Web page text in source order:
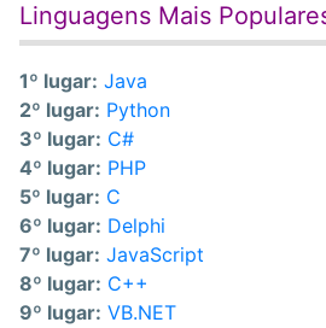
Linguagens Mais
1º lugar: Java
2º lugar: Python
3º lugar: C#
4º lugar: PHP
5º lugar: C
6º lugar: Delphi
7º lugar: JavaScript
8º lugar: C++
9º lugar: VB.NET